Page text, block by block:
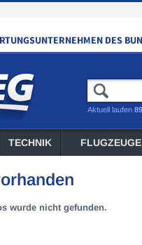
Aktuell laufen
TECHNIK
wurde nicht gefunden.